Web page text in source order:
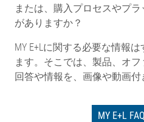
または、購入プロセスやプ
がありますか？
MY E+Lに関する必要な情報
ます。そこでは、製品、オ
回答や情報を、画像や動画付
MY E+L